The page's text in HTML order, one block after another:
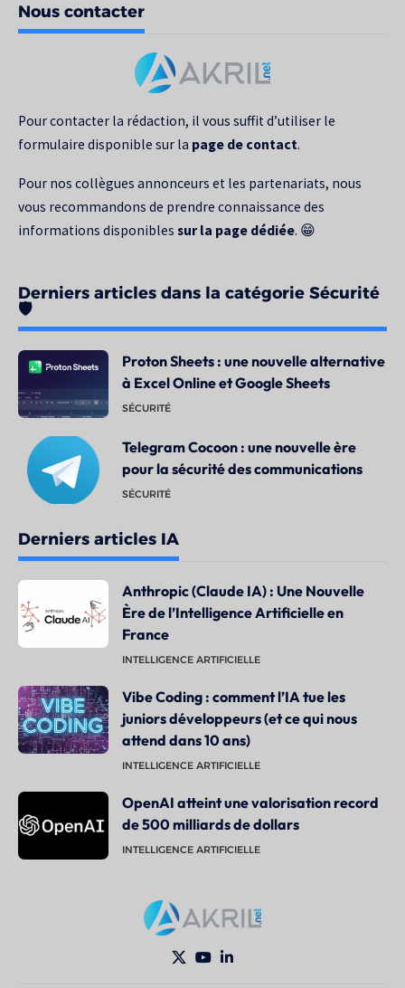
votre
recherche
Nous contacter
Pour contacter la rédaction, il vous suffit d’utiliser le
formulaire disponible sur la page de contact.
Pour nos collègues annonceurs et les partenariats, nous
vous recommandons de prendre connaissance des
informations disponibles sur la page dédiée. 😁
Derniers articles dans la catégorie Sécurité
🛡️
Proton Sheets : une nouvelle alternative
à Excel Online et Google Sheets
SÉCURITÉ
Telegram Cocoon : une nouvelle ère
pour la sécurité des communications
SÉCURITÉ
Derniers articles IA
Anthropic (Claude IA) : Une Nouvelle
Ère de l’Intelligence Artificielle en
France
INTELLIGENCE ARTIFICIELLE
Vibe Coding : comment l’IA tue les
juniors développeurs (et ce qui nous
attend dans 10 ans)
INTELLIGENCE ARTIFICIELLE
OpenAI atteint une valorisation record
de 500 milliards de dollars
INTELLIGENCE ARTIFICIELLE